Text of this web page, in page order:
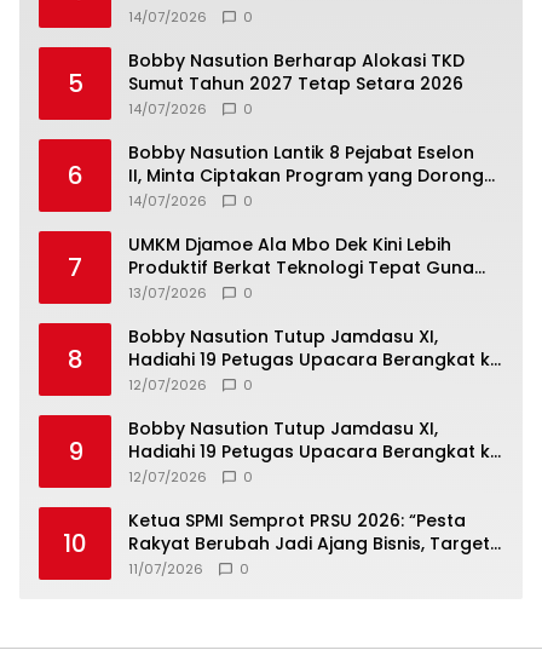
BBM Dalam Dua Hari
14/07/2026 0
5
Bobby Nasution Berharap Alokasi TKD
Sumut Tahun 2027 Tetap Setara 2026
14/07/2026 0
6
Bobby Nasution Lantik 8 Pejabat Eselon
II, Minta Ciptakan Program yang Dorong
Pertumbuhan Ekonomi
14/07/2026 0
7
UMKM Djamoe Ala Mbo Dek Kini Lebih
Produktif Berkat Teknologi Tepat Guna
dari Universitas Dhyana Pura
13/07/2026 0
8
Bobby Nasution Tutup Jamdasu XI,
Hadiahi 19 Petugas Upacara Berangkat ke
Jamnas 2026
12/07/2026 0
9
Bobby Nasution Tutup Jamdasu XI,
Hadiahi 19 Petugas Upacara Berangkat ke
Jamnas 2026
12/07/2026 0
10
Ketua SPMI Semprot PRSU 2026: “Pesta
Rakyat Berubah Jadi Ajang Bisnis, Target
300 Ribu Pengunjung Tinggal Slogan”
11/07/2026 0